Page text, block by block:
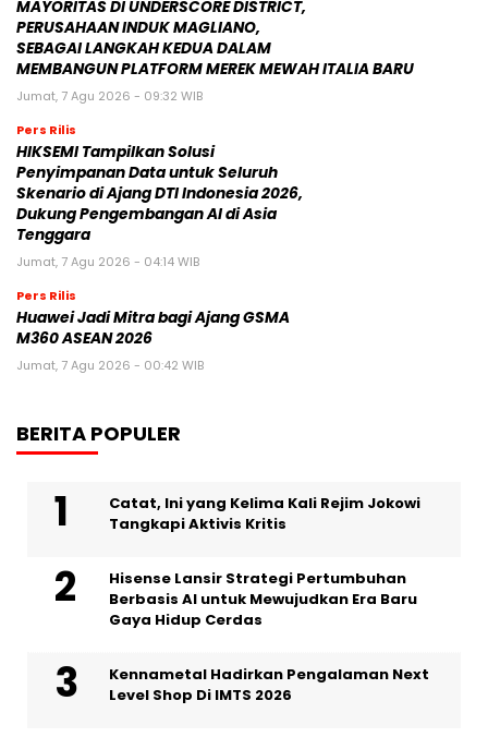
MAYORITAS DI UNDERSCORE DISTRICT,
PERUSAHAAN INDUK MAGLIANO,
SEBAGAI LANGKAH KEDUA DALAM
MEMBANGUN PLATFORM MEREK MEWAH ITALIA BARU
Jumat, 7 Agu 2026 - 09:32 WIB
Pers Rilis
HIKSEMI Tampilkan Solusi
Penyimpanan Data untuk Seluruh
Skenario di Ajang DTI Indonesia 2026,
Dukung Pengembangan AI di Asia
Tenggara
Jumat, 7 Agu 2026 - 04:14 WIB
Pers Rilis
Huawei Jadi Mitra bagi Ajang GSMA
M360 ASEAN 2026
Jumat, 7 Agu 2026 - 00:42 WIB
BERITA POPULER
Catat, Ini yang Kelima Kali Rejim Jokowi
Tangkapi Aktivis Kritis
Hisense Lansir Strategi Pertumbuhan
Berbasis AI untuk Mewujudkan Era Baru
Gaya Hidup Cerdas
Kennametal Hadirkan Pengalaman Next
Level Shop Di IMTS 2026